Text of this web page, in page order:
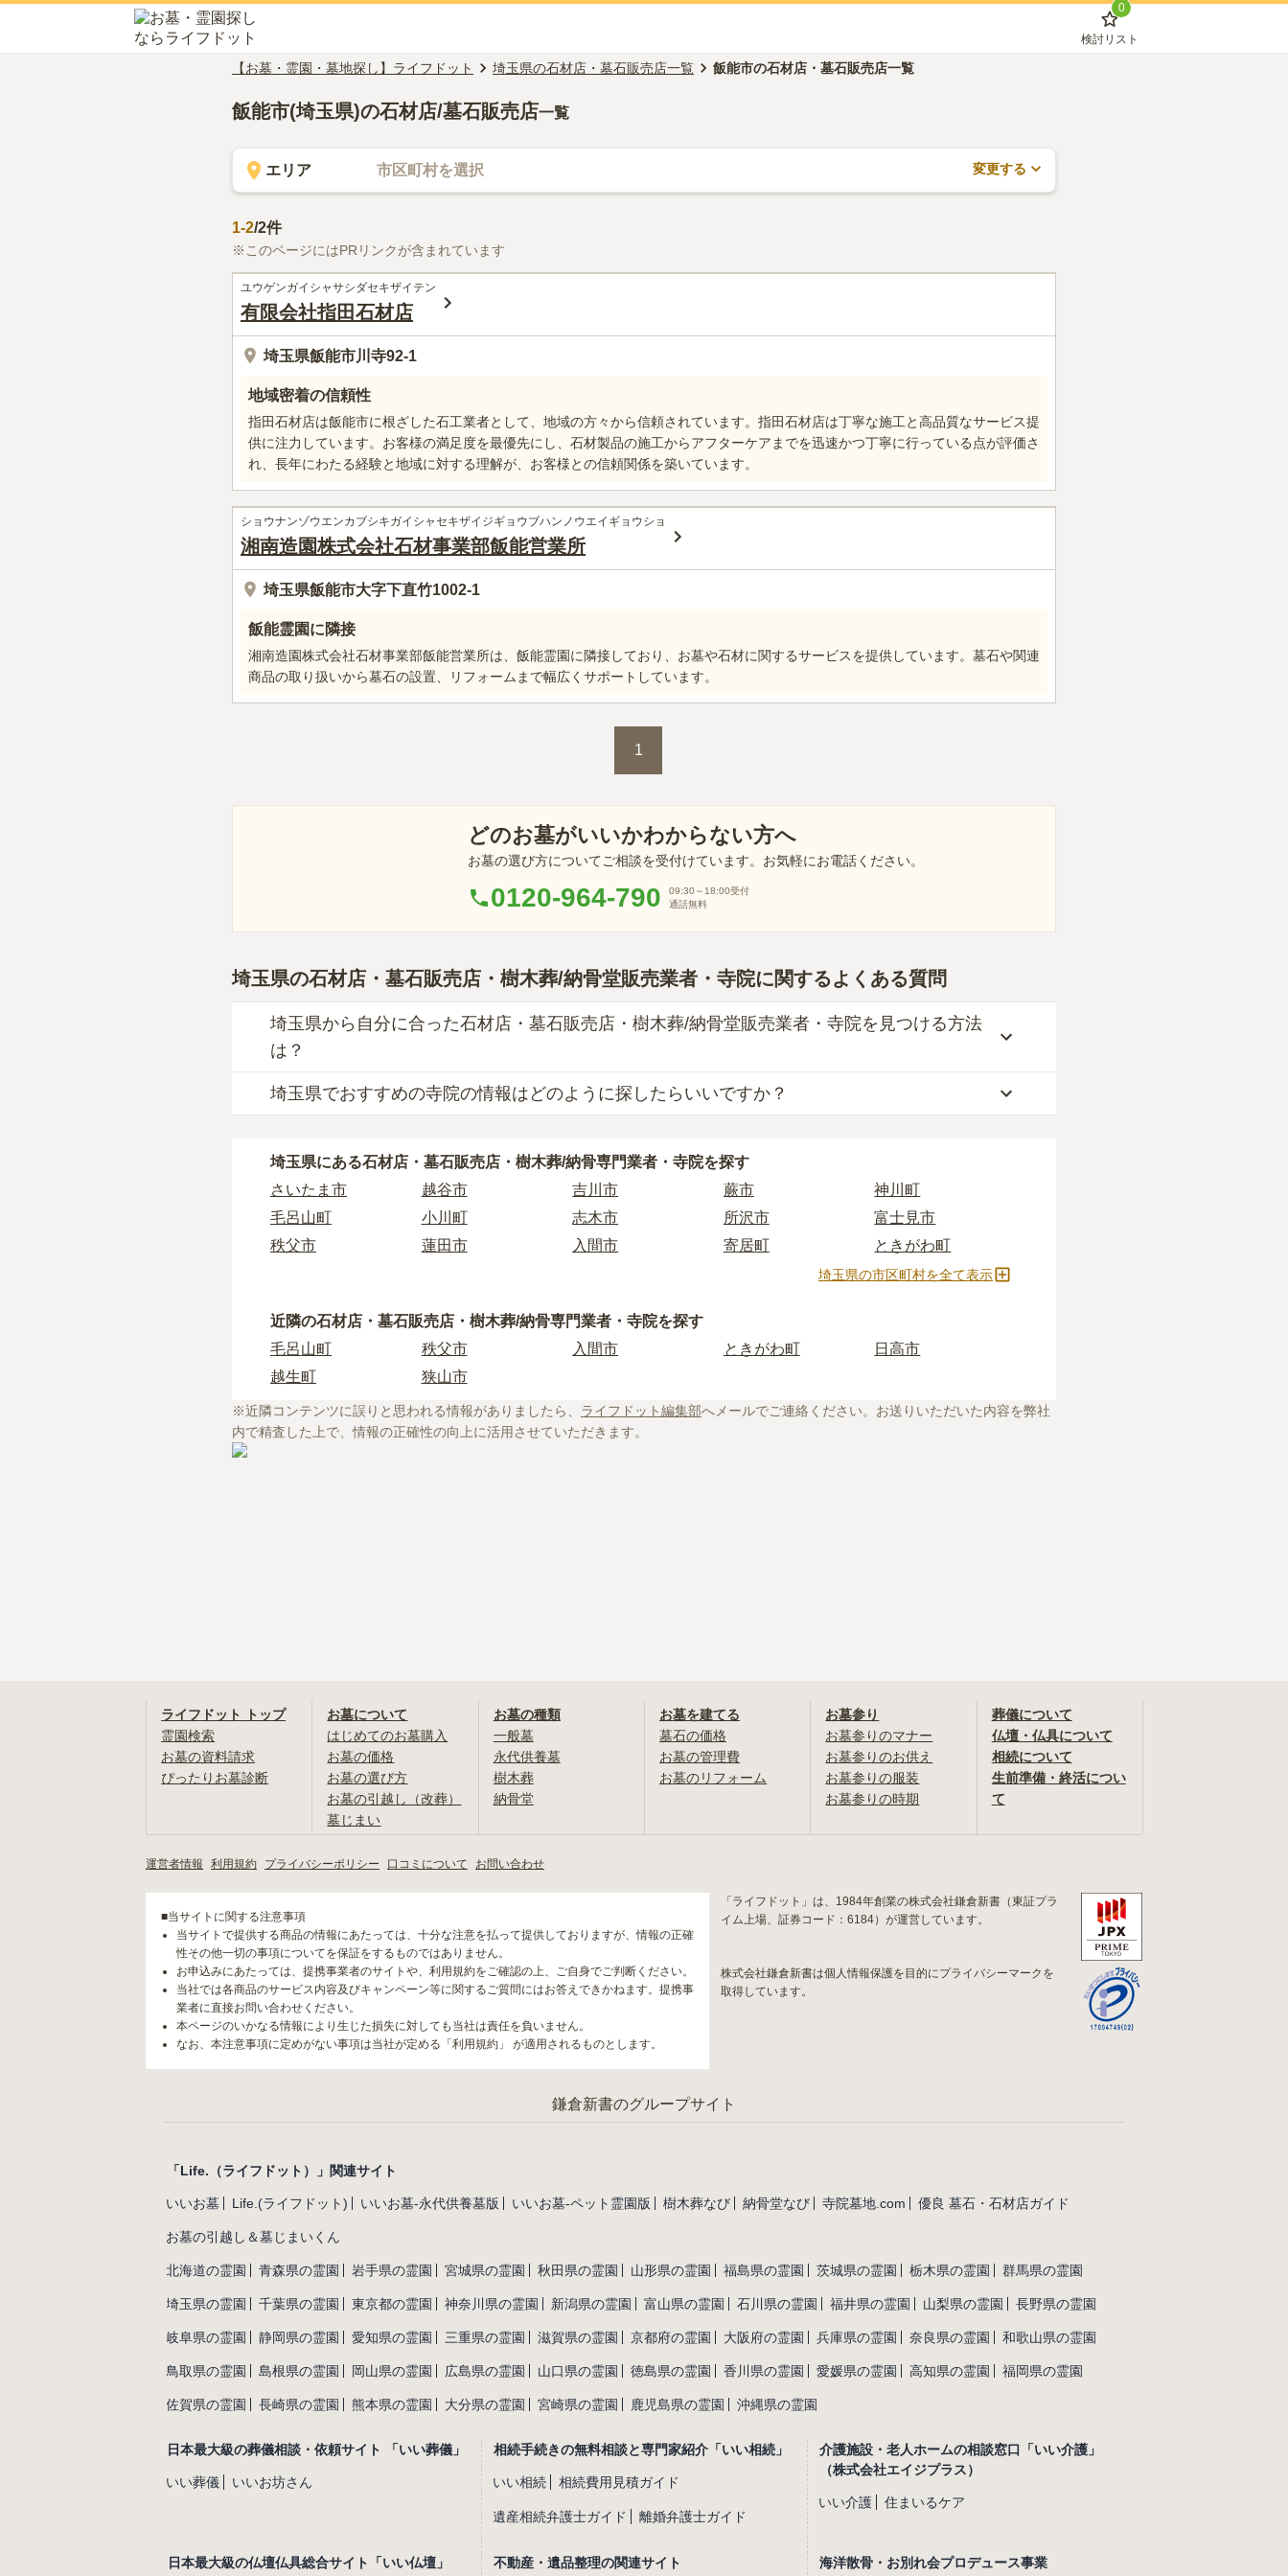
0
検討リスト
【お墓・霊園・墓地探し】ライフドット 埼玉県の石材店・墓石販売店一覧 飯能市の石材店・墓石販売店一覧
飯能市(埼玉県)の石材店/墓石販売店一覧
エリア 市区町村を選択 変更する
1-2/2件
※このページにはPRリンクが含まれています
ユウゲンガイシャサシダセキザイテン
有限会社指田石材店
埼玉県飯能市川寺92-1
地域密着の信頼性
指田石材店は飯能市に根ざした石工業者として、地域の方々から信頼されています。指田石材店は丁寧な施工と高品質なサービス提
供に注力しています。お客様の満足度を最優先にし、石材製品の施工からアフターケアまでを迅速かつ丁寧に行っている点が評価さ
れ、長年にわたる経験と地域に対する理解が、お客様との信頼関係を築いています。
ショウナンゾウエンカブシキガイシャセキザイジギョウブハンノウエイギョウショ
湘南造園株式会社石材事業部飯能営業所
埼玉県飯能市大字下直竹1002-1
飯能霊園に隣接
湘南造園株式会社石材事業部飯能営業所は、飯能霊園に隣接しており、お墓や石材に関するサービスを提供しています。墓石や関連
商品の取り扱いから墓石の設置、リフォームまで幅広くサポートしています。
1
どのお墓がいいかわからない方へ
お墓の選び方についてご相談を受付けています。お気軽にお電話ください。
0120-964-790 09:30～18:00受付
通話無料
埼玉県の石材店・墓石販売店・樹木葬/納骨堂販売業者・寺院に関するよくある質問
埼玉県から自分に合った石材店・墓石販売店・樹木葬/納骨堂販売業者・寺院を見つける方法
は？
埼玉県で自分に合った業者を見つけるには、まず供養方法を決めることが大切です。
例えば、墓石のお墓で供養をしたい場合は「石材店」や「墓石販売店」、お墓の後継ぎに心配がある方は、
樹木葬や納骨堂を取り扱っている「納骨堂販売業者」「寺院」を選びましょう。
埼玉県には霊園が多数あり、選べるお墓タイプも多様です。
もしどのような供養方法やお墓タイプが自分に合っているか迷った時は、
お墓の基礎知識をご覧いただくこ
とおすすめいたします。
また、ライフドットにご相談いただければ、お客様のご希望に合った業者のご紹介や、お墓の見学予約など
埼玉県でおすすめの寺院の情報はどのように探したらいいですか？
どの情報を収集する事が大切です。
長年にわたってご先祖様を供養する場所となるため、立地や費用などの条件以外に、供養に対する考え方の
相性を確認することをおすすめします。
しかし、寺院に関する情報は公開されていないことも多く、実際にご自身で現地に行って確かめるしかない
初めての寺院墓地選びに不安がある方はぜひ下記の記事をご一読ください。
・寺院墓地の使用料相場は約77万円。檀家料などの費用も必要
・お寺の納骨堂を探したい！選ぶときの注意点や利用までの流れも解説！
・ お寺で樹木葬をしたい！檀家は必須？押さえておきたい注意点を解説
・ 檀家制度ってなに？その成り立ちや実態をくまなく解説
埼玉県にある石材店・墓石販売店・樹木葬/納骨専門業者・寺院を探す
さいたま市
越谷市 吉川市 蕨市
神川町
毛呂山町
小川町 志木市 所沢市
富士見市
秩父市
蓮田市 入間市 寄居町
ときがわ町
春日部市
滑川町
杉戸町 和光市
上尾市
越生町 川口市 戸田市
嵐山町
本庄市
鳩山町
草加市
北本市 行田市 鴻巣市
深谷市
川越市
加須市 三郷市
埼玉県の市区町村を全て表示
近隣の石材店・墓石販売店・樹木葬/納骨専門業者・寺院を探す
毛呂山町
秩父市 入間市 ときがわ町
日高市
越生町
狭山市
※近隣コンテンツに誤りと思われる情報がありましたら、 ライフドット編集部へメールでご連絡ください。お送りいただいた内容を弊社
内で精査した上で、情報の正確性の向上に活用させていただきます。
ライフドット トップ
霊園検索
お墓の資料請求
ぴったりお墓診断
お墓について
はじめてのお墓購入
お墓の価格
お墓の選び方
お墓の引越し（改葬）
墓じまい
お墓の種類
一般墓
永代供養墓
樹木葬
納骨堂
お墓を建てる
墓石の価格
お墓の管理費
お墓のリフォーム
お墓参り
お墓参りのマナー
お墓参りのお供え
お墓参りの服装
お墓参りの時期
葬儀について
仏壇・仏具について
相続について
生前準備・終活につい
て
運営者情報 利用規約 プライバシーポリシー 口コミについて お問い合わせ
■当サイトに関する注意事項
当サイトで提供する商品の情報にあたっては、十分な注意を払って提供しておりますが、情報の正確
性その他一切の事項についてを保証をするものではありません。
お申込みにあたっては、提携事業者のサイトや、利用規約をご確認の上、ご自身でご判断ください。
当社では各商品のサービス内容及びキャンペーン等に関するご質問にはお答えできかねます。提携事
業者に直接お問い合わせください。
本ページのいかなる情報により生じた損失に対しても当社は責任を負いません。
なお、本注意事項に定めがない事項は当社が定める「利用規約」 が適用されるものとします。
「ライフドット」は、1984年創業の株式会社鎌倉新書（東証プラ
イム上場、証券コード：6184）が運営しています。
株式会社鎌倉新書は個人情報保護を目的にプライバシーマークを
取得しています。
鎌倉新書のグループサイト
「Life.（ライフドット）」関連サイト
いいお墓 Life.(ライフドット) いいお墓-永代供養墓版 いいお墓-ペット霊園版 樹木葬なび 納骨堂なび 寺院墓地.com 優良 墓石・石材店ガイド
お墓の引越し＆墓じまいくん
北海道の霊園 青森県の霊園 岩手県の霊園 宮城県の霊園 秋田県の霊園 山形県の霊園 福島県の霊園 茨城県の霊園 栃木県の霊園 群馬県の霊園
埼玉県の霊園 千葉県の霊園 東京都の霊園 神奈川県の霊園 新潟県の霊園 富山県の霊園 石川県の霊園 福井県の霊園 山梨県の霊園 長野県の霊園
岐阜県の霊園 静岡県の霊園 愛知県の霊園 三重県の霊園 滋賀県の霊園 京都府の霊園 大阪府の霊園 兵庫県の霊園 奈良県の霊園 和歌山県の霊園
鳥取県の霊園 島根県の霊園 岡山県の霊園 広島県の霊園 山口県の霊園 徳島県の霊園 香川県の霊園 愛媛県の霊園 高知県の霊園 福岡県の霊園
佐賀県の霊園 長崎県の霊園 熊本県の霊園 大分県の霊園 宮崎県の霊園 鹿児島県の霊園 沖縄県の霊園
日本最大級の葬儀相談・依頼サイト 「いい葬儀」
いい葬儀 いいお坊さん
日本最大級の仏壇仏具総合サイト「いい仏壇」
相続手続きの無料相談と専門家紹介「いい相続」
いい相続 相続費用見積ガイド
遺産相続弁護士ガイド 離婚弁護士ガイド
不動産・遺品整理の関連サイト
介護施設・老人ホームの相談窓口「いい介護」
（株式会社エイジプラス）
いい介護 住まいるケア
海洋散骨・お別れ会プロデュース事業